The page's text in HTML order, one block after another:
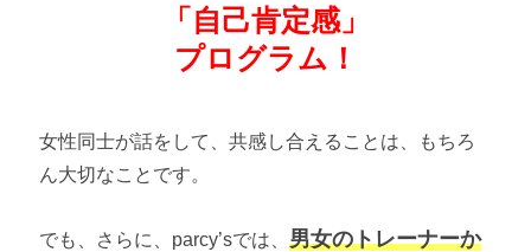
「自己肯定感」
プログラム！
女性同士が話をして、共感し合えることは、もちろ
ん大切なことです。
でも、さらに、parcy’sでは、 男女のトレーナーか